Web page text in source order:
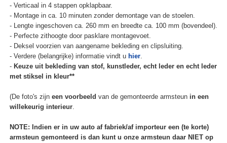
- Verticaal in 4 stappen opklapbaar.
- Montage in ca. 10 minuten zonder demontage van de stoelen.
- Lengte ingeschoven ca. 260 mm en breedte ca. 100 mm (bovendeel).
- Perfecte zithoogte door pasklare montagevoet.
- Deksel voorzien van aangename bekleding en clipsluiting.
- Verdere (belangrijke) informatie vindt u hier.
- Keuze uit bekleding van stof, kunstleder, echt leder en echt leder
met stiksel in kleur**
(De foto's zijn een voorbeeld van de gemonteerde armsteun in een
willekeurig interieur.
NOTE: Indien er in uw auto af fabriek/af importeur een (te korte)
armsteun gemonteerd is dan kunt u onze armsteun daar NIET op